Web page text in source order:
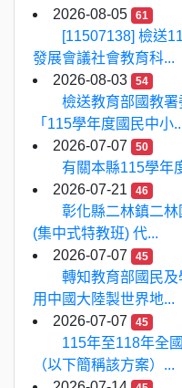
2026-08-05
61
[11507138] 檢送
發展會議社會教育科...
2026-08-03
54
檢送教育部國教
「115學年度國民中小
2026-07-07
50
有關本縣115學年
2026-07-21
46
彰化縣二林鎮二
(集中式特教班) 代...
2026-07-07
45
轉知教育部國民
用中國大陸製世界地...
2026-07-07
45
115年至118年全
（以下簡稱該方案）...